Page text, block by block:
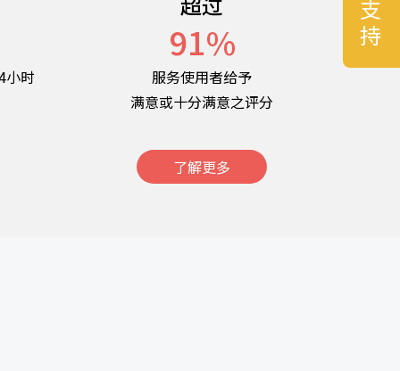
小时
91%
服务使用者给予
满意或十分满意之评分
了解更多